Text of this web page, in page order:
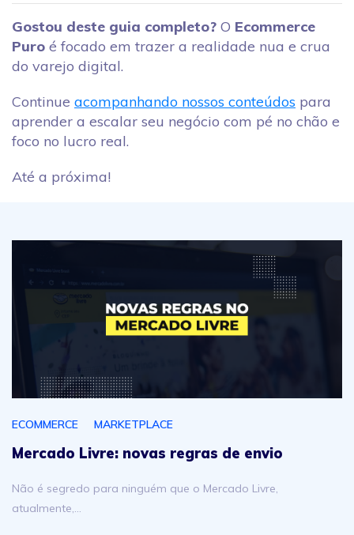
Gostou deste guia completo? O Ecommerce
Puro é focado em trazer a realidade nua e crua
do varejo digital.
Continue acompanhando nossos conteúdos para
aprender a escalar seu negócio com pé no chão e
foco no lucro real.
Até a próxima!
Mercado Livre: novas regras de envio
ECOMMERCE MARKETPLACE
Mercado Livre: novas regras de envio
Não é segredo para ninguém que o Mercado Livre,
atualmente,…